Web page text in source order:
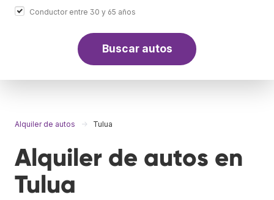
Conductor entre 30 y 65 años
Buscar autos
Alquiler de autos Tulua
Alquiler de autos en
Tulua